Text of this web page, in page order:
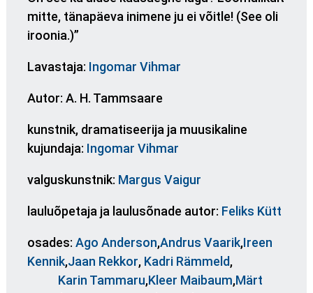
mitte, tänapäeva inimene ju ei võitle! (See oli
iroonia.)”
Lavastaja: Ingomar Vihmar
Autor: A. H. Tammsaare
kunstnik, dramatiseerija ja muusikaline
kujundaja: Ingomar Vihmar
valguskunstnik: Margus Vaigur
lauluõpetaja ja laulusõnade autor: Feliks Kütt
osades: Ago Anderson,Andrus Vaarik,Ireen
Kennik,Jaan Rekkor, Kadri Rämmeld,
Karin Tammaru,Kleer Maibaum,Märt